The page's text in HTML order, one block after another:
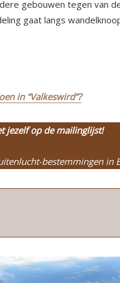
gebouwen tegen van
gaat langs
in “Valkeswird”?
jezelf op de mailinglijst!
bestemmingen in